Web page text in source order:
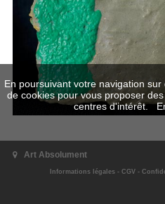
Art Absolument
Informations légales - CGV -
En poursuivant votre navigation
de cookies pour vous proposer
centres d'intérêt.